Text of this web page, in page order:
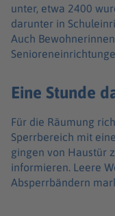
unter, etwa 2400
darunter in
Auch
Eine Stunde
Für die Räumung
Sperrbereich mit
gingen von Haustür
informieren. Leere
Absperrbändern